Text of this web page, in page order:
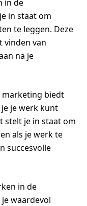
in de
in staat om
te leggen. Deze
vinden van
na je
marketing biedt
je werk kunt
stelt je in staat om
als je werk te
succesvolle
in de
waardevol